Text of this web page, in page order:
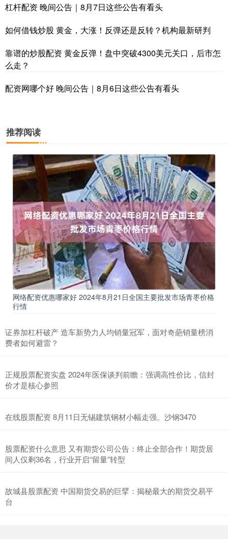
杠杆配资 晚间公告｜8月7日这些公告有看头
如何借钱炒股 黄金，大涨！反弹还是反转？机构最新研判
靠谱的炒股配资 黄金反弹！盘中突破4300美元关口，后市怎
么走？
配资网哪个好 晚间公告｜8月6日这些公告有看头
推荐阅读
网络配资优惠哪家好 2024年8月21日全国主要批发市场青枣价格
行情
证券加杠杆破产 造车新势力人均销量冠军，面对奇葩销量榜消
费者如何避雷？
正规股票配资实盘 2024年医保谈判前瞻：强调高性价比，信封
价才是核心参照
在线股票配资 8月11日无锡建筑钢材小幅走强。沙钢3470
股票配资什么意思 又有期货公司公告：终止全部合作！期货居
间人仅剩36名，行业开启“留量”转型
故城县股票配资 中国期货交易的巨擘：揭秘最大的期货交易平
台